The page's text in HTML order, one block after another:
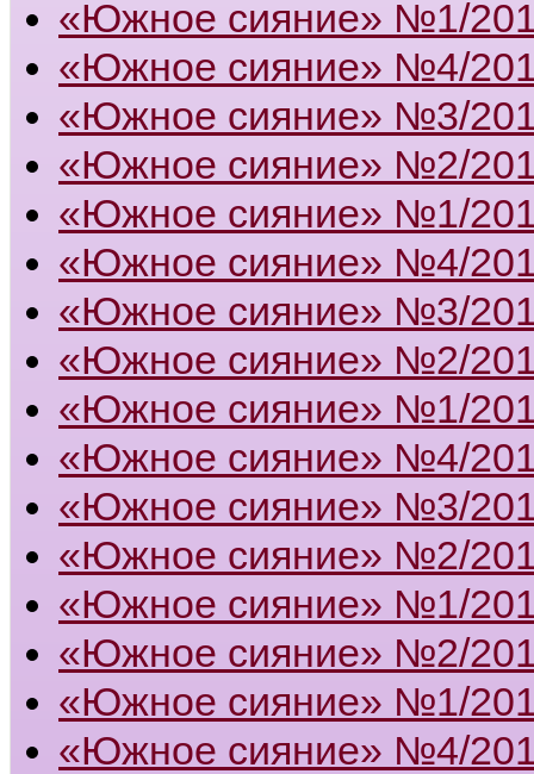
«Южное сияние» №1/
«Южное сияние» №4/
«Южное сияние» №3/
«Южное сияние» №2/
«Южное сияние» №1/
«Южное сияние» №4/
«Южное сияние» №3/
«Южное сияние» №2/
«Южное сияние» №1/
«Южное сияние» №4/
«Южное сияние» №3/
«Южное сияние» №2/
«Южное сияние» №1/
«Южное сияние» №2/
«Южное сияние» №1/
«Южное сияние» №4/